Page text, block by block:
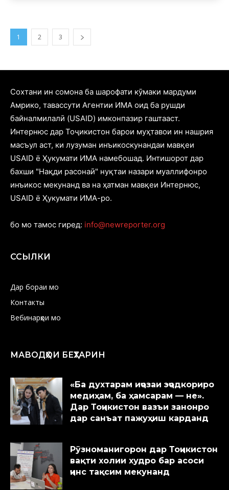
1 2 3
Cохтани ин сомона ба шарофати кӯмаки мардуми
Амрико, тавассути Агентии ИМА оид ба рушди
байналмилалӣ (USAID) имконпазир гаштааст.
Интернюс дар Тоҷикистон барои муҳтавои ин нашрия
масъул аст, ки лузуман инъикоскунандаи мавқеи
USAID ё Ҳукумати ИМА намебошад. Интишорот дар
бахши "Нақди расонаӣ" нуқтаи назари муаллифонро
инъикос мекунанд ва на ҳатман мавқеи Интернюс,
USAID ё Ҳукумати ИМА-ро.
бо мо тамос гиред: info@newreporter.org
ССЫЛКИ
Дар бораи мо
Контакты
Вебинарҳои мо
МАВОДҲОИ БЕҲТАРИН
«Ба духтарам иҷозаи эҷодкориро
медиҳам, ба ҳамсарам — не».
Дар Тоҷикистон вазъи занонро
дар санъат пажуҳиш карданд
Рӯзноманигорон дар Тоҷикистон
вақти холии худро бар асоси
ҷинс тақсим мекунанд